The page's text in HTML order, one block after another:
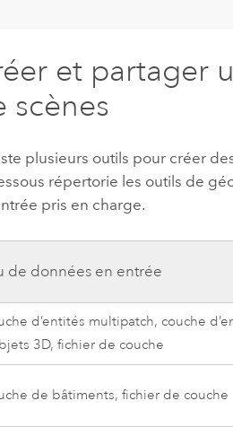
et partager
scènes
plusieurs outils pour créer
répertorie les outils de
pris en charge.
de données en entrée
d’entités multipatch, couche
3D, fichier de couche
de bâtiments, fichier de couche